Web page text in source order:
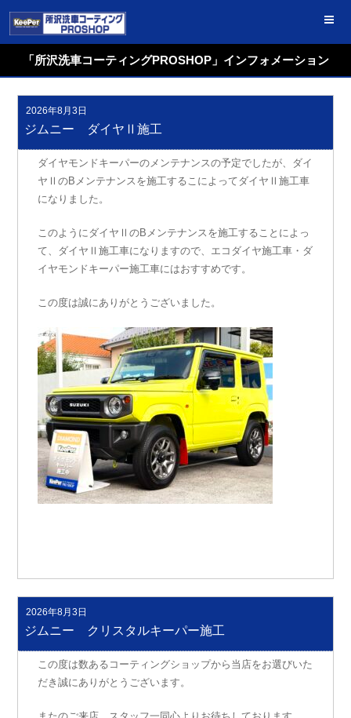
「所沢洗車コーティングPROSHOP」インフォメーション
投
稿
2026年8月3日
ジムニー ダイヤⅡ施工
ダイヤモンドキーパーのメンテナンスの予定でしたが、ダイ
ヤⅡのBメンテナンスを施工するこによってダイヤⅡ施工車
になりました。
このようにダイヤⅡのBメンテナンスを施工することによっ
て、ダイヤⅡ施工車になりますので、エコダイヤ施工車・ダ
イヤモンドキーパー施工車にはおすすめです。
この度は誠にありがとうございました。
投
稿
2026年8月3日
ジムニー クリスタルキーパー施工
この度は数あるコーティングショップから当店をお選びいた
だき誠にありがとうございます。